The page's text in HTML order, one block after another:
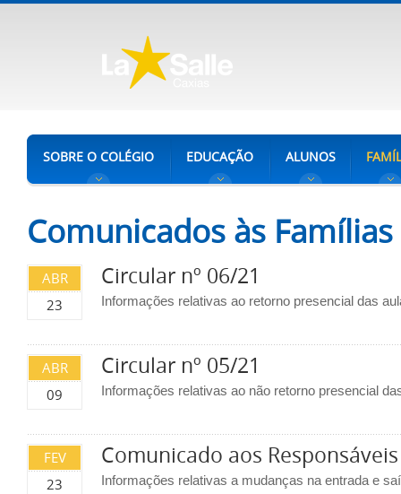
SOBRE O COLÉGIO EDUCAÇÃO ALUNOS
Comunicados às Famílias
ABR
23
Circular nº 06/21
Informações relativas ao retorno presencial das
ABR
09
Circular nº 05/21
Informações relativas ao não retorno presencial
FEV
23
Comunicado aos Responsáveis
Informações relativas a mudanças na entrada e